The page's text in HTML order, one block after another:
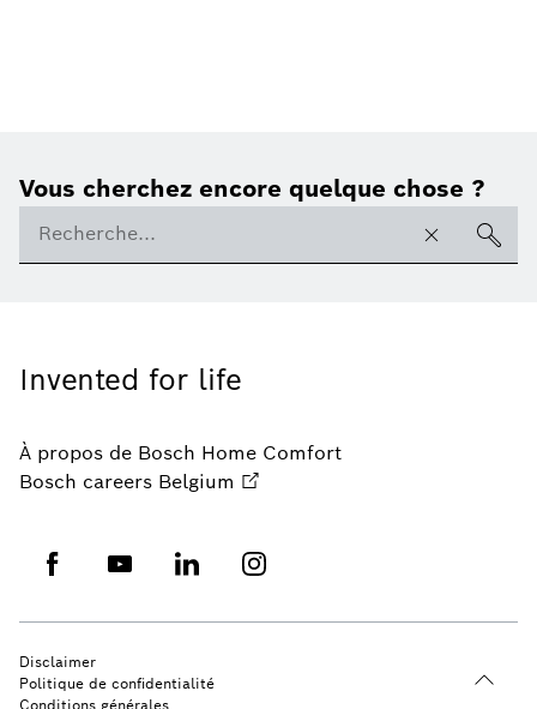
Vous cherchez encore quelque chose ?
Invented for life
À propos de Bosch Home Comfort
Bosch careers Belgium
Disclaimer
Politique de confidentialité
Conditions générales